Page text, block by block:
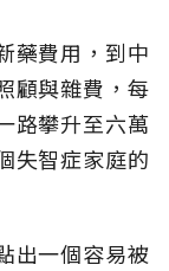
藥費用，到中
顧與雜費，每
路攀升至六萬
失智症家庭的
出一個容易被